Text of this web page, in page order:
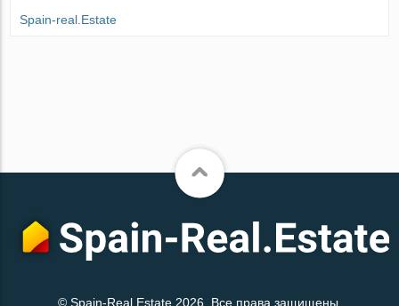
Spain-real.Estate
© Spain-Real.Estate 2026. Все права защищены.